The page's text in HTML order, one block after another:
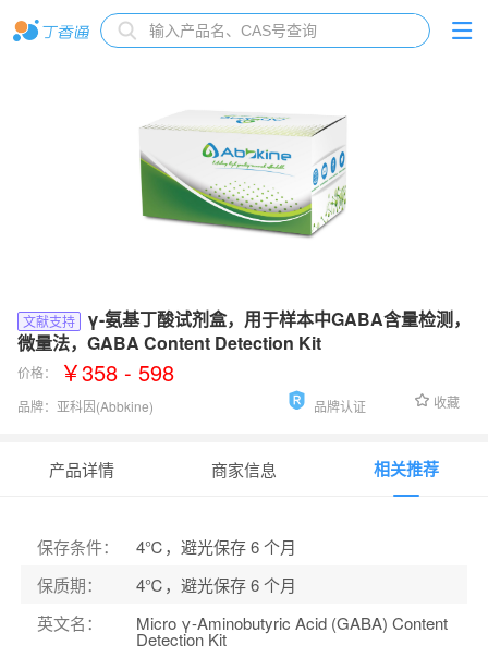
文献支持
γ-氨基丁酸试剂盒，用于样本中GABA含量检测，
微量法，GABA Content Detection Kit
价格： ￥358 - 598
品牌： 亚科因(Abbkine) 品牌认证 收藏
产品详情 商家信息 相关推荐
保存条件：
4℃，避光保存 6 个月
保质期：
4℃，避光保存 6 个月
英文名： Micro γ-Aminobutyric Acid (GABA) Content
Detection Kit